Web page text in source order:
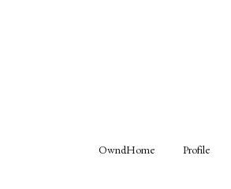
OwndHome Profile